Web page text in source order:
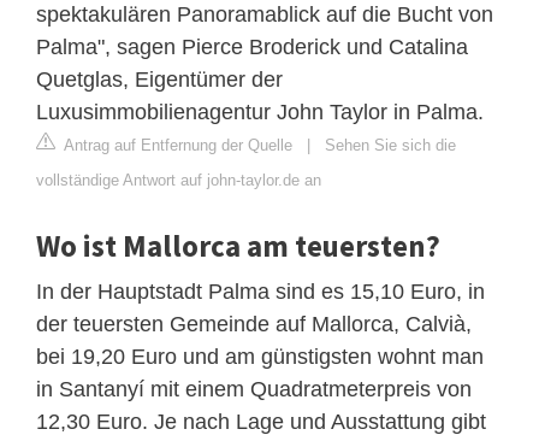
spektakulären Panoramablick auf die Bucht von
Palma", sagen Pierce Broderick und Catalina
Quetglas, Eigentümer der
Luxusimmobilienagentur John Taylor in Palma.
Antrag auf Entfernung der Quelle | Sehen Sie sich die
vollständige Antwort auf john-taylor.de an
Wo ist Mallorca am teuersten?
In der Hauptstadt Palma sind es 15,10 Euro, in
der teuersten Gemeinde auf Mallorca, Calvià,
bei 19,20 Euro und am günstigsten wohnt man
in Santanyí mit einem Quadratmeterpreis von
12,30 Euro. Je nach Lage und Ausstattung gibt